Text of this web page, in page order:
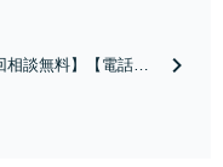
【池袋・東池袋2
相談無料】【電話相